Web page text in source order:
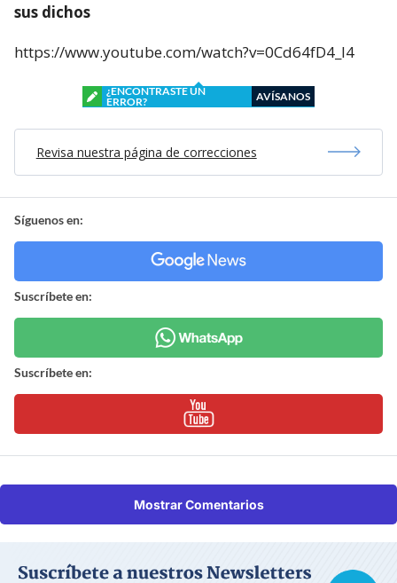
sus dichos
https://www.youtube.com/watch?v=0Cd64fD4_l4
¿ENCONTRASTE UN
ERROR?
AVÍSANOS
Revisa nuestra página de correcciones
Síguenos en:
Suscríbete en:
Suscríbete en:
Mostrar Comentarios